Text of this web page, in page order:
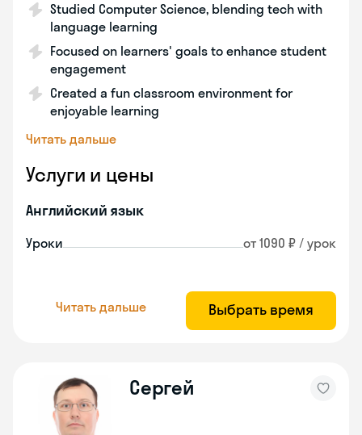
Studied Computer Science, blending tech with
language learning
Focused on learners' goals to enhance student
engagement
Created a fun classroom environment for
enjoyable learning
Читать дальше
Услуги и цены
Английский язык
Уроки от 1090 ₽ / урок
Читать дальше Выбрать время
Сергей